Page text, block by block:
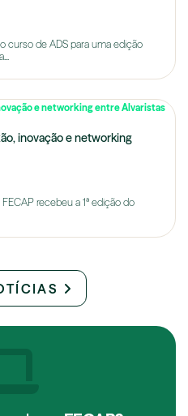
curso de ADS para uma edição
inovação e networking
recebeu a 1ª edição do